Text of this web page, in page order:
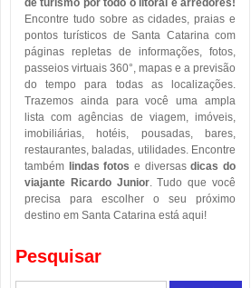
de turismo por todo o litoral e arredores!
Encontre tudo sobre as cidades, praias e
pontos turísticos de Santa Catarina com
páginas repletas de informações, fotos,
passeios virtuais 360°, mapas e a previsão
do tempo para todas as localizações.
Trazemos ainda para você uma ampla
lista com agências de viagem, imóveis,
imobiliárias, hotéis, pousadas, bares,
restaurantes, baladas, utilidades. Encontre
também
lindas fotos e diversasdicas do
viajante Ricardo Junior. Tudo que você
precisa para escolher o seu próximo
destino em Santa Catarina está aqui!
Pesquisar